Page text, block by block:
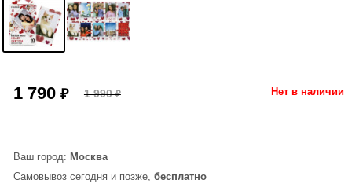
Нет в наличии
1 790 ₽ 1 990₽
Ваш город: Москва
Самовывозсегодня и позже, бесплатно